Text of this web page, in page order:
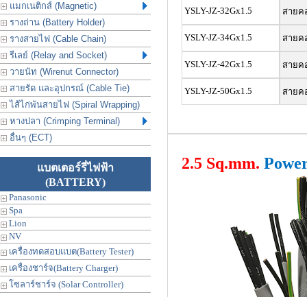
แมกเนติกส์ (Magnetic)
รางถ่าน (Battery Holder)
รางสายไฟ (Cable Chain)
รีเลย์ (Relay and Socket)
วายนัท (Wirenut Connector)
สายรัด และอุปกรณ์ (Cable Tie)
ไส้ไก่พันสายไฟ (Spiral Wrapping)
หางปลา (Crimping Terminal)
อื่นๆ (ECT)
แบตเตอร์รี่ไฟฟ้า
(BATTERY)
Panasonic
Spa
Lion
NV
เครื่องทดสอบแบต(Battery Tester)
เครื่องชาร์จ(Battery Charger)
โซลาร์ชาร์จ (Solar Controller)
YSLY-JZ-32Gx1.5 สายค
YSLY-JZ-34Gx1.5 สายค
YSLY-JZ-42Gx1.5 สายค
YSLY-JZ-50Gx1.5 สายค
2.5 Sq.mm.